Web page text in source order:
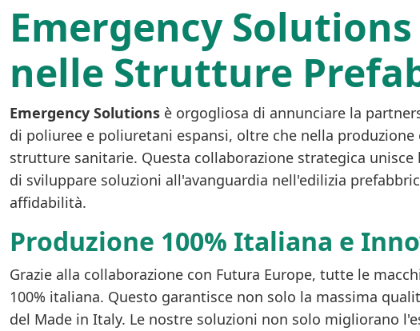
Emergency
nelle Strutture
Emergency Solutions è orgogliosa di annunciare la
di poliuree e poliuretani espansi, oltre che nella
strutture sanitarie. Questa collaborazione strategica
di sviluppare soluzioni all'avanguardia nell'edilizia
affidabilità.
Produzione 100% Italiana e
Grazie alla collaborazione con Futura Europe, tutte le
100% italiana. Questo garantisce non solo la massima
del Made in Italy. Le nostre soluzioni non solo migliorano